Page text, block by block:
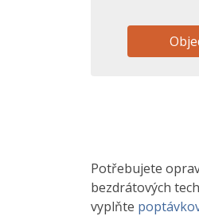
Potřebujete
bezdrátových
vyplňte